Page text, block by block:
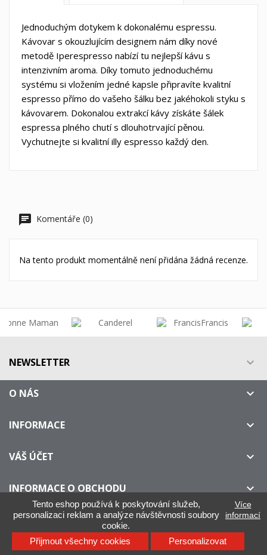
Tento eshop používá k poskytování služeb,
personalizaci reklam a analýze návštěvnosti soubory
cookie.
Více
informací
Přijmout všechny cookies Personalizovat
Jednoduchým dotykem k dokonalému espressu.
Kávovar s okouzlujícím designem nám díky nové
metodě Iperespresso nabízí tu nejlepší kávu s
intenzivním aroma. Díky tomuto jednoduchému
systému si vložením jedné kapsle připravíte kvalitní
espresso přímo do vašeho šálku bez jakéhokoli styku s
kávovarem. Dokonalou extrakcí kávy získáte šálek
espressa plného chutí s dlouhotrvající pěnou.
Vychutnejte si kvalitní illy espresso každý den.
Komentáře (0)
Na tento produkt momentálně není přidána žádná recenze.
NEWSLETTER 
O NÁS 
INFORMACE 
VÁŠ ÚČET 
INFORMACE O OBCHODU 
add_circle_outlineVytvořit nový seznam
((cancelText)) ((createText))
((cancelText)) ((loginText))
IllyOnline.cz - Není oficiálním distributorem kávy ILLY